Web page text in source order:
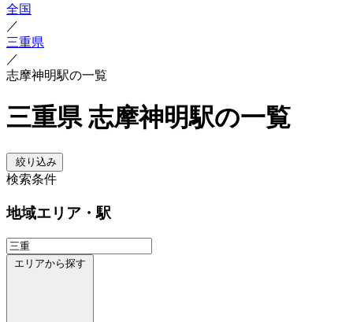
全国
／
三重県
／
志摩神明駅の一覧
三重県 志摩神明駅の一覧
絞り込み
検索条件
地域エリア・駅
エリアから探す